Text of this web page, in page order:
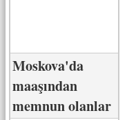
Moskova'da
maaşından
memnun olanlar